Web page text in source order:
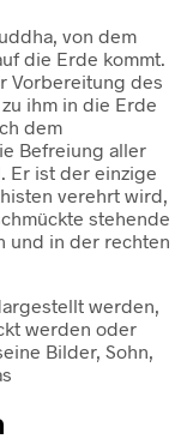
von dem
die Erde kommt.
Vorbereitung des
ihm in die Erde
dem
Befreiung aller
Er ist der einzige
verehrt wird,
stehende
und in der rechten
werden,
werden oder
Bilder, Sohn,